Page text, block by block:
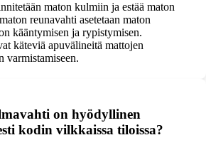
maton kulmiin ja estää maton
reunavahti asetetaan maton
kääntymisen ja rypistymisen.
käteviä apuvälineitä mattojen
varmistamiseen.
on hyödyllinen
kodin vilkkaissa tiloissa?